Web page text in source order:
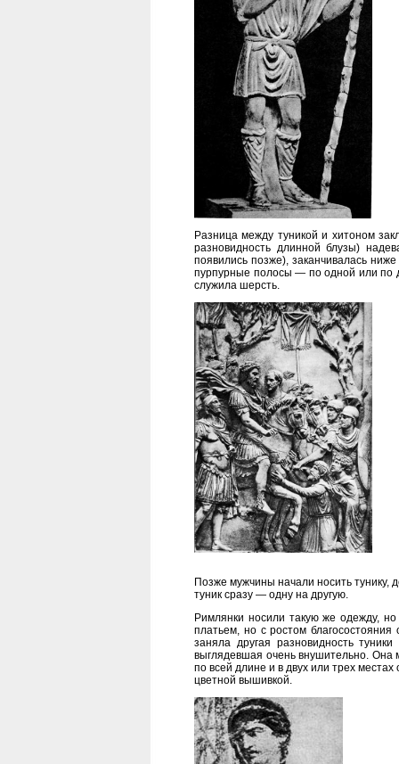
Разница между туникой и хитоном
разновидность длинной блузы)
появились позже), заканчивалась
пурпурные полосы — по одной или по
служила шерсть.
Позже мужчины начали носить тунику,
туник сразу — одну на другую.
Римлянки носили такую же одежду,
платьем, но с ростом
заняла другая разновидность
выглядевшая очень внушительно. Она
по всей длине и в двух или трех
цветной вышивкой.